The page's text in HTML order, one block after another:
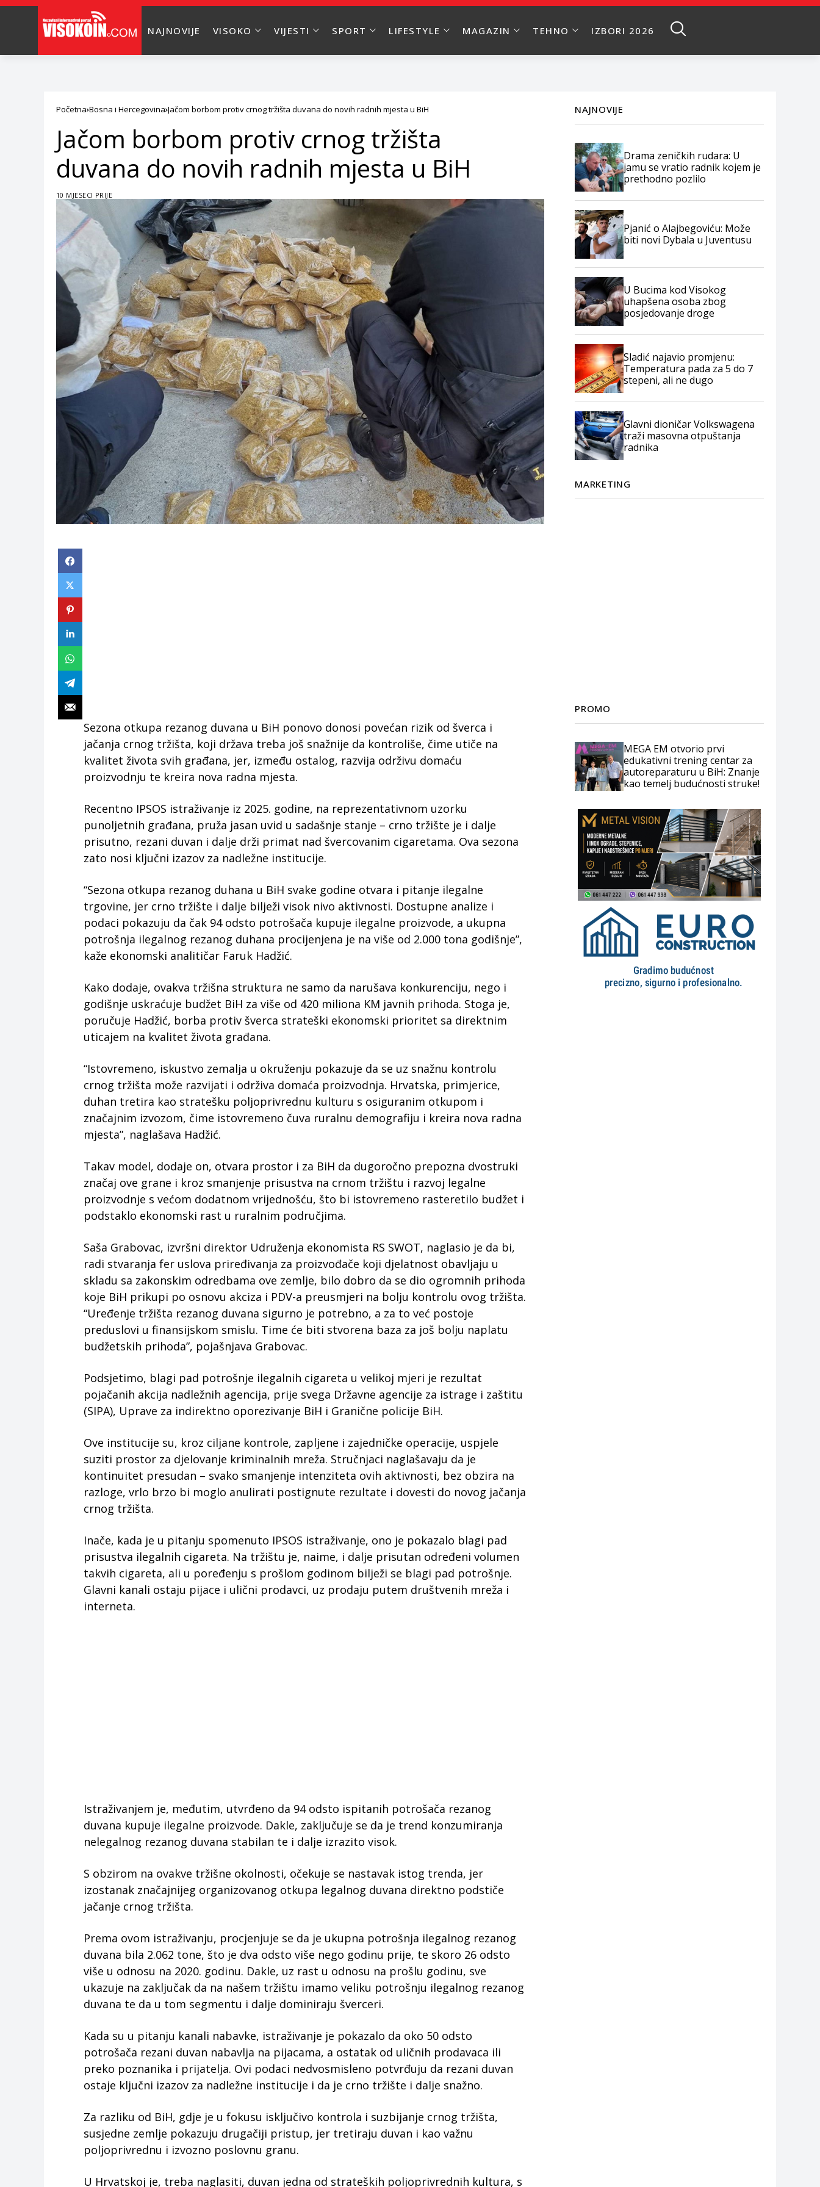
NAJNOVIJE VISOKO VIJESTI SPORT LIFESTYLE MAGAZIN TEHNO IZBORI 2026
Početna Bosna i Hercegovina Jačom borbom protiv crnog tržišta duvana do novih radnih mjesta u BiH
Jačom borbom protiv crnog tržišta
duvana do novih radnih mjesta u BiH
10 MJESECI PRIJE
Sezona otkupa rezanog duvana u BiH ponovo donosi povećan rizik od šverca i
jačanja crnog tržišta, koji država treba još snažnije da kontroliše, čime utiče na
kvalitet života svih građana, jer, između ostalog, razvija održivu domaću
proizvodnju te kreira nova radna mjesta.
Recentno IPSOS istraživanje iz 2025. godine, na reprezentativnom uzorku
punoljetnih građana, pruža jasan uvid u sadašnje stanje – crno tržište je i dalje
prisutno, rezani duvan i dalje drži primat nad švercovanim cigaretama. Ova sezona
zato nosi ključni izazov za nadležne institucije.
“Sezona otkupa rezanog duhana u BiH svake godine otvara i pitanje ilegalne
trgovine, jer crno tržište i dalje bilježi visok nivo aktivnosti. Dostupne analize i
podaci pokazuju da čak 94 odsto potrošača kupuje ilegalne proizvode, a ukupna
potrošnja ilegalnog rezanog duhana procijenjena je na više od 2.000 tona godišnje”,
kaže ekonomski analitičar Faruk Hadžić.
Kako dodaje, ovakva tržišna struktura ne samo da narušava konkurenciju, nego i
godišnje uskraćuje budžet BiH za više od 420 miliona KM javnih prihoda. Stoga je,
poručuje Hadžić, borba protiv šverca strateški ekonomski prioritet sa direktnim
uticajem na kvalitet života građana.
“Istovremeno, iskustvo zemalja u okruženju pokazuje da se uz snažnu kontrolu
crnog tržišta može razvijati i održiva domaća proizvodnja. Hrvatska, primjerice,
duhan tretira kao stratešku poljoprivrednu kulturu s osiguranim otkupom i
značajnim izvozom, čime istovremeno čuva ruralnu demografiju i kreira nova radna
mjesta”, naglašava Hadžić.
Takav model, dodaje on, otvara prostor i za BiH da dugoročno prepozna dvostruki
značaj ove grane i kroz smanjenje prisustva na crnom tržištu i razvoj legalne
proizvodnje s većom dodatnom vrijednošću, što bi istovremeno rasteretilo budžet i
podstaklo ekonomski rast u ruralnim područjima.
Saša Grabovac, izvršni direktor Udruženja ekonomista RS SWOT, naglasio je da bi,
radi stvaranja fer uslova priređivanja za proizvođače koji djelatnost obavljaju u
skladu sa zakonskim odredbama ove zemlje, bilo dobro da se dio ogromnih prihoda
koje BiH prikupi po osnovu akciza i PDV-a preusmjeri na bolju kontrolu ovog tržišta.
“Uređenje tržišta rezanog duvana sigurno je potrebno, a za to već postoje
preduslovi u finansijskom smislu. Time će biti stvorena baza za još bolju naplatu
budžetskih prihoda”, pojašnjava Grabovac.
Podsjetimo, blagi pad potrošnje ilegalnih cigareta u velikoj mjeri je rezultat
pojačanih akcija nadležnih agencija, prije svega Državne agencije za istrage i zaštitu
(SIPA), Uprave za indirektno oporezivanje BiH i Granične policije BiH.
Ove institucije su, kroz ciljane kontrole, zapljene i zajedničke operacije, uspjele
suziti prostor za djelovanje kriminalnih mreža. Stručnjaci naglašavaju da je
kontinuitet presudan – svako smanjenje intenziteta ovih aktivnosti, bez obzira na
razloge, vrlo brzo bi moglo anulirati postignute rezultate i dovesti do novog jačanja
crnog tržišta.
Inače, kada je u pitanju spomenuto IPSOS istraživanje, ono je pokazalo blagi pad
prisustva ilegalnih cigareta. Na tržištu je, naime, i dalje prisutan određeni volumen
takvih cigareta, ali u poređenju s prošlom godinom bilježi se blagi pad potrošnje.
Glavni kanali ostaju pijace i ulični prodavci, uz prodaju putem društvenih mreža i
interneta.
Istraživanjem je, međutim, utvrđeno da 94 odsto ispitanih potrošača rezanog
duvana kupuje ilegalne proizvode. Dakle, zaključuje se da je trend konzumiranja
nelegalnog rezanog duvana stabilan te i dalje izrazito visok.
S obzirom na ovakve tržišne okolnosti, očekuje se nastavak istog trenda, jer
izostanak značajnijeg organizovanog otkupa legalnog duvana direktno podstiče
jačanje crnog tržišta.
Prema ovom istraživanju, procjenjuje se da je ukupna potrošnja ilegalnog rezanog
duvana bila 2.062 tone, što je dva odsto više nego godinu prije, te skoro 26 odsto
više u odnosu na 2020. godinu. Dakle, uz rast u odnosu na prošlu godinu, sve
ukazuje na zaključak da na našem tržištu imamo veliku potrošnju ilegalnog rezanog
duvana te da u tom segmentu i dalje dominiraju šverceri.
Kada su u pitanju kanali nabavke, istraživanje je pokazalo da oko 50 odsto
potrošača rezani duvan nabavlja na pijacama, a ostatak od uličnih prodavaca ili
preko poznanika i prijatelja. Ovi podaci nedvosmisleno potvrđuju da rezani duvan
ostaje ključni izazov za nadležne institucije i da je crno tržište i dalje snažno.
Za razliku od BiH, gdje je u fokusu isključivo kontrola i suzbijanje crnog tržišta,
susjedne zemlje pokazuju drugačiji pristup, jer tretiraju duvan i kao važnu
poljoprivrednu i izvozno poslovnu granu.
U Hrvatskoj je, treba naglasiti, duvan jedna od strateških poljoprivrednih kultura, s
NAJNOVIJE
Drama zeničkih rudara: U
jamu se vratio radnik kojem je
prethodno pozlilo
Pjanić o Alajbegoviću: Može
biti novi Dybala u Juventusu
U Bucima kod Visokog
uhapšena osoba zbog
posjedovanje droge
Sladić najavio promjenu:
Temperatura pada za 5 do 7
stepeni, ali ne dugo
Glavni dioničar Volkswagena
traži masovna otpuštanja
radnika
MARKETING
PROMO
MEGA EM otvorio prvi
edukativni trening centar za
autoreparaturu u BiH: Znanje
kao temelj budućnosti struke!